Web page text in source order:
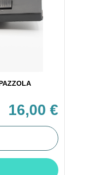
16,00 €